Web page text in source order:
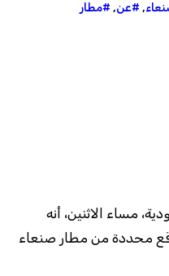
, #عن, #مطار
مساء الاثنين، أنه
محددة من مطار صنعاء